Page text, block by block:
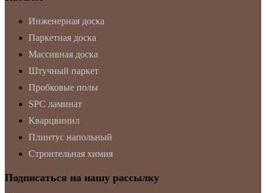
Инженерная доска
Паркетная доска
Массивная доска
Штучный паркет
Пробковые полы
SPC ламинат
Кварцвинил
Плинтус напольный
Строительная химия
Подписаться на нашу рассылку